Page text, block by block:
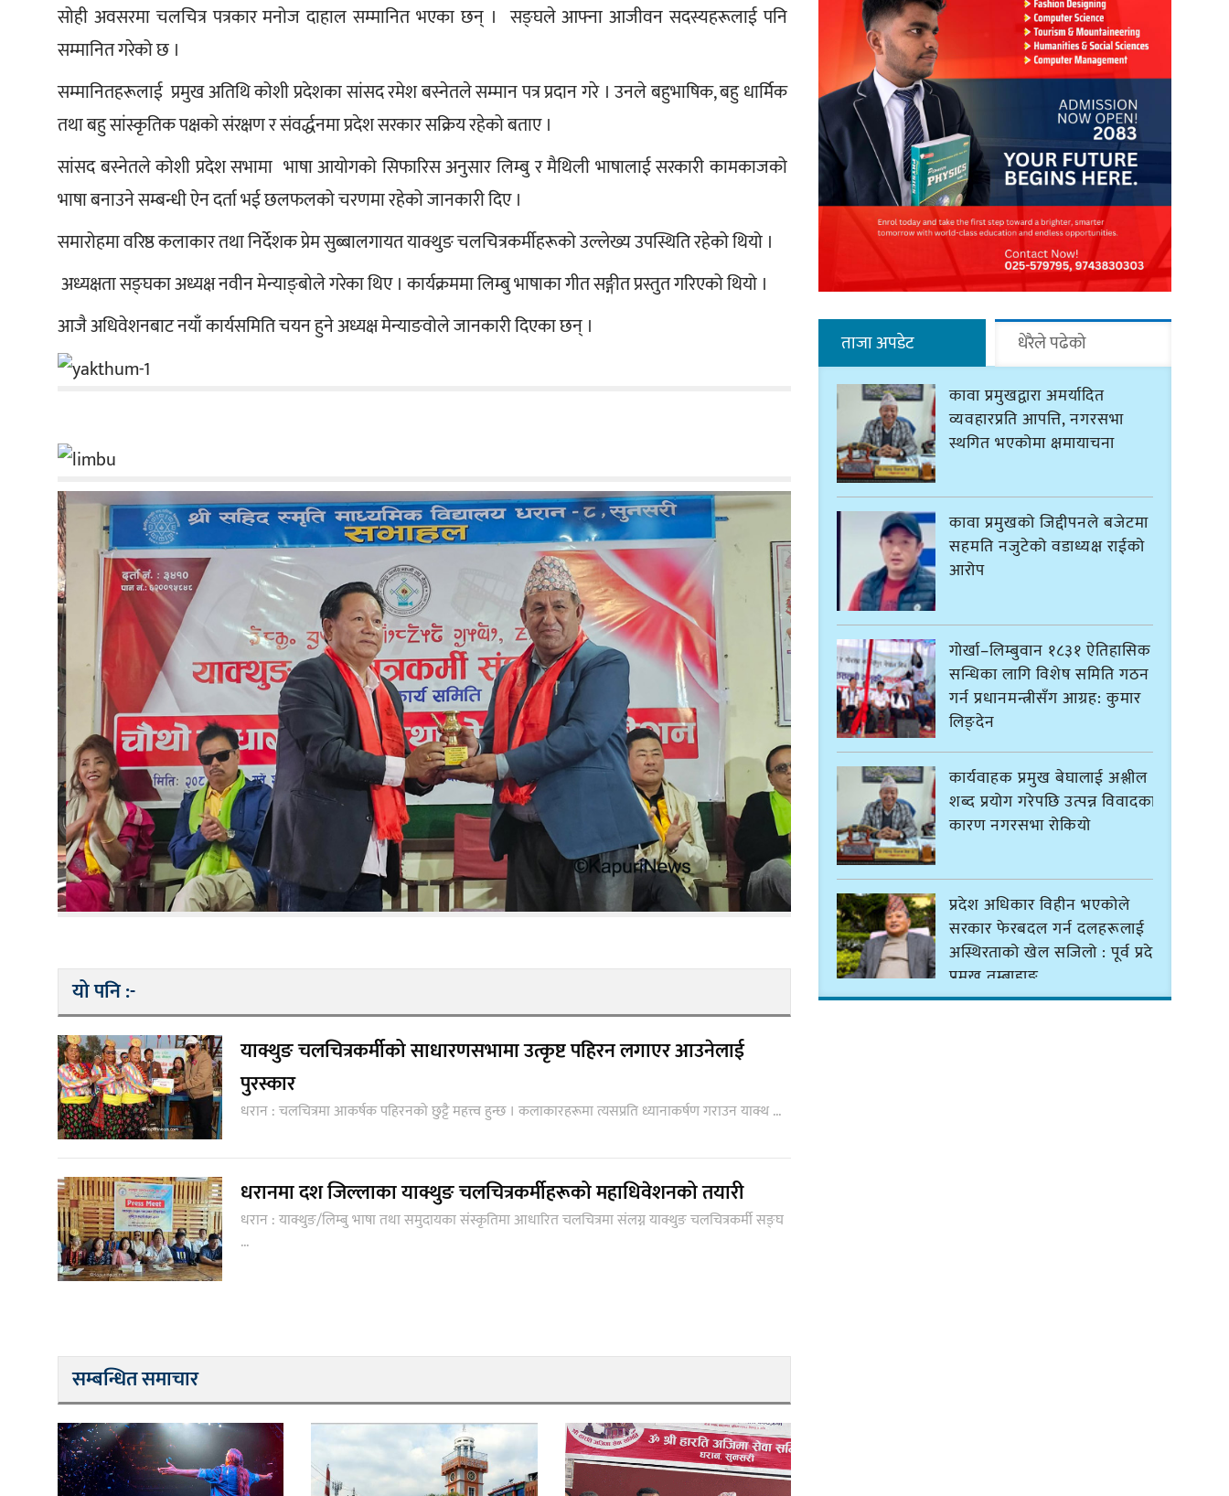
सोही अवसरमा चलचित्र पत्रकार मनोज दाहाल सम्मानित भएका छन् ।  सङ्घले आफ्ना आजीवन सदस्यहरूलाई पनि
सम्मानित गरेको छ ।
सम्मानितहरूलाई  प्रमुख अतिथि कोशी प्रदेशका सांसद रमेश बस्नेतले सम्मान पत्र प्रदान गरे । उनले बहुभाषिक, बहु धार्मिक
तथा बहु सांस्कृतिक पक्षको संरक्षण र संवर्द्धनमा प्रदेश सरकार सक्रिय रहेको बताए ।
सांसद बस्नेतले कोशी प्रदेश सभामा  भाषा आयोगको सिफारिस अनुसार लिम्बु र मैथिली भाषालाई सरकारी कामकाजको
भाषा बनाउने सम्बन्धी ऐन दर्ता भई छलफलको चरणमा रहेको जानकारी दिए ।
समारोहमा वरिष्ठ कलाकार तथा निर्देशक प्रेम सुब्बालगायत याक्थुङ चलचित्रकर्मीहरूको उल्लेख्य उपस्थिति रहेको थियो ।
अध्यक्षता सङ्घका अध्यक्ष नवीन मेन्याङ्बोले गरेका थिए । कार्यक्रममा लिम्बु भाषाका गीत सङ्गीत प्रस्तुत गरिएको थियो ।
आजै अधिवेशनबाट नयाँ कार्यसमिति चयन हुने अध्यक्ष मेन्याङवोले जानकारी दिएका छन् ।
यो पनि :-
याक्थुङ चलचित्रकर्मीको साधारणसभामा उत्कृष्ट पहिरन लगाएर आउनेलाई
पुरस्कार
धरान : चलचित्रमा आकर्षक पहिरनको छुट्टै महत्त्व हुन्छ । कलाकारहरूमा त्यसप्रति ध्यानाकर्षण गराउन याक्थ ...
धरानमा दश जिल्लाका याक्थुङ चलचित्रकर्मीहरूको महाधिवेशनको तयारी
धरान : याक्थुङ/लिम्बु भाषा तथा समुदायका संस्कृतिमा आधारित चलचित्रमा संलग्न याक्थुङ चलचित्रकर्मी सङ्घ
...
सम्बन्धित समाचार
ताजा अपडेट धेरैले पढेको
कावा प्रमुखद्वारा अमर्यादित
व्यवहारप्रति आपत्ति, नगरसभा
स्थगित भएकोमा क्षमायाचना
कावा प्रमुखको जिद्दीपनले बजेटमा
सहमति नजुटेको वडाध्यक्ष राईको
आरोप
गोर्खा–लिम्बुवान १८३१ ऐतिहासिक
सन्धिका लागि विशेष समिति गठन
गर्न प्रधानमन्त्रीसँग आग्रह: कुमार
लिङ्देन
कार्यवाहक प्रमुख बेघालाई अश्लील
शब्द प्रयोग गरेपछि उत्पन्न विवादका
कारण नगरसभा रोकियो
प्रदेश अधिकार विहीन भएकोले
सरकार फेरबदल गर्न दलहरूलाई
अस्थिरताको खेल सजिलो : पूर्व प्रदेश
प्रमुख तुम्बाहाङ